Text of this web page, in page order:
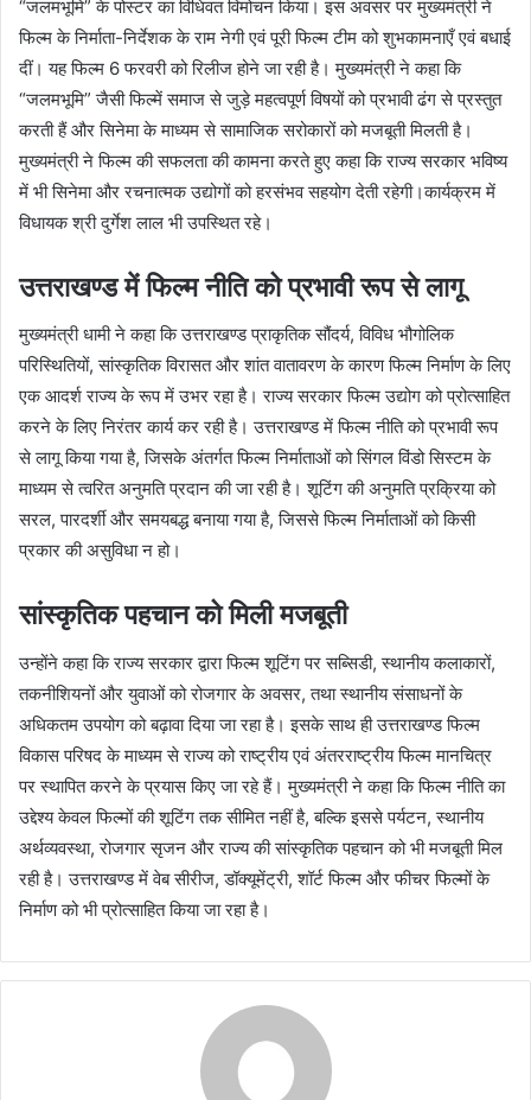
“जलमभूमि” के पोस्टर का विधिवत विमोचन किया। इस अवसर पर मुख्यमंत्री ने
फिल्म के निर्माता-निर्देशक के राम नेगी एवं पूरी फिल्म टीम को शुभकामनाएँ एवं बधाई
दीं। यह फिल्म 6 फरवरी को रिलीज होने जा रही है। मुख्यमंत्री ने कहा कि
“जलमभूमि” जैसी फिल्में समाज से जुड़े महत्वपूर्ण विषयों को प्रभावी ढंग से प्रस्तुत
करती हैं और सिनेमा के माध्यम से सामाजिक सरोकारों को मजबूती मिलती है।
मुख्यमंत्री ने फिल्म की सफलता की कामना करते हुए कहा कि राज्य सरकार भविष्य
में भी सिनेमा और रचनात्मक उद्योगों को हरसंभव सहयोग देती रहेगी।कार्यक्रम में
विधायक श्री दुर्गेश लाल भी उपस्थित रहे।
उत्तराखण्ड में फिल्म नीति को प्रभावी रूप से लागू
मुख्यमंत्री धामी ने कहा कि उत्तराखण्ड प्राकृतिक सौंदर्य, विविध भौगोलिक
परिस्थितियों, सांस्कृतिक विरासत और शांत वातावरण के कारण फिल्म निर्माण के लिए
एक आदर्श राज्य के रूप में उभर रहा है। राज्य सरकार फिल्म उद्योग को प्रोत्साहित
करने के लिए निरंतर कार्य कर रही है। उत्तराखण्ड में फिल्म नीति को प्रभावी रूप
से लागू किया गया है, जिसके अंतर्गत फिल्म निर्माताओं को सिंगल विंडो सिस्टम के
माध्यम से त्वरित अनुमति प्रदान की जा रही है। शूटिंग की अनुमति प्रक्रिया को
सरल, पारदर्शी और समयबद्ध बनाया गया है, जिससे फिल्म निर्माताओं को किसी
प्रकार की असुविधा न हो।
सांस्कृतिक पहचान को मिली मजबूती
उन्होंने कहा कि राज्य सरकार द्वारा फिल्म शूटिंग पर सब्सिडी, स्थानीय कलाकारों,
तकनीशियनों और युवाओं को रोजगार के अवसर, तथा स्थानीय संसाधनों के
अधिकतम उपयोग को बढ़ावा दिया जा रहा है। इसके साथ ही उत्तराखण्ड फिल्म
विकास परिषद के माध्यम से राज्य को राष्ट्रीय एवं अंतरराष्ट्रीय फिल्म मानचित्र
पर स्थापित करने के प्रयास किए जा रहे हैं। मुख्यमंत्री ने कहा कि फिल्म नीति का
उद्देश्य केवल फिल्मों की शूटिंग तक सीमित नहीं है, बल्कि इससे पर्यटन, स्थानीय
अर्थव्यवस्था, रोजगार सृजन और राज्य की सांस्कृतिक पहचान को भी मजबूती मिल
रही है। उत्तराखण्ड में वेब सीरीज, डॉक्यूमेंट्री, शॉर्ट फिल्म और फीचर फिल्मों के
निर्माण को भी प्रोत्साहित किया जा रहा है।